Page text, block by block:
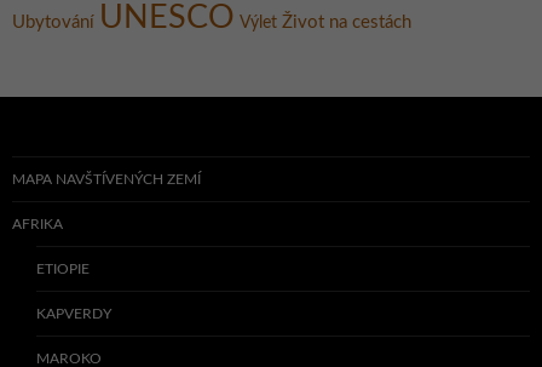
Ubytování UNESCO Výlet Život na cestách
MAPA NAVŠTÍVENÝCH ZEMÍ
AFRIKA
ETIOPIE
KAPVERDY
MAROKO